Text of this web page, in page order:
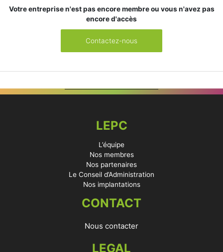
Votre entreprise n'est pas encore membre ou vous n'avez pas
encore d'accès
Contactez-nous
LEPC
L’équipe
Nos membres
Nos partenaires
Le Conseil d’Administration
Nos implantations
CONTACT
Nous contacter
LEGAL